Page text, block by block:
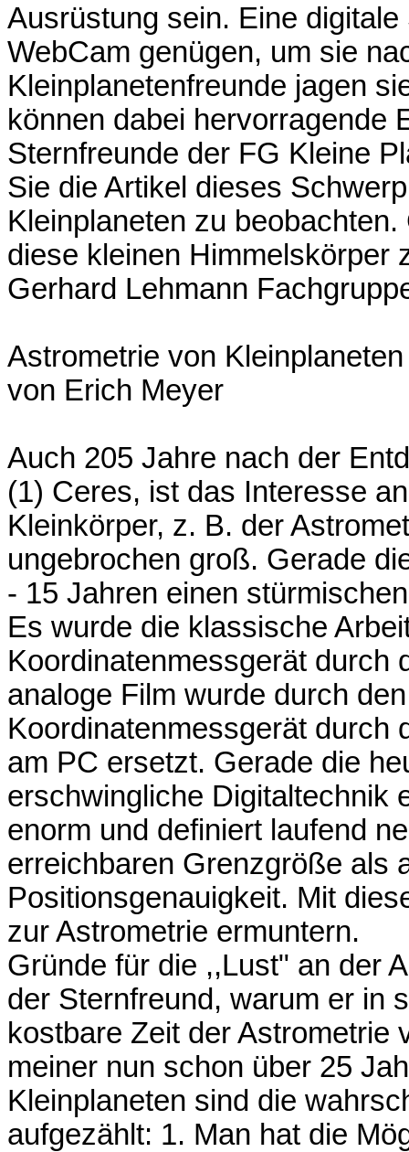
Ausrüstung sein. Eine
WebCam genügen, um sie
Kleinplanetenfreunde jagen
können dabei hervorragende
Sternfreunde der FG Kleine
Sie die Artikel dieses
Kleinplaneten zu
diese kleinen Himmelskörper
Gerhard Lehmann
Astrometrie von Kleinplaneten
von Erich Meyer
Auch 205 Jahre nach der
(1) Ceres, ist das Interesse
Kleinkörper, z. B. der
ungebrochen groß. Gerade
- 15 Jahren einen
Es wurde die klassische
Koordinatenmessgerät durch
analoge Film wurde durch
Koordinatenmessgerät durch
am PC ersetzt. Gerade die
erschwingliche Digitaltechnik
enorm und definiert laufend
erreichbaren Grenzgröße als
Positionsgenauigkeit. Mit
zur Astrometrie ermuntern.
Gründe für die ,,Lust" an der
der Sternfreund, warum er in
kostbare Zeit der Astrometrie
meiner nun schon über 25
Kleinplaneten sind die
aufgezählt: 1. Man hat die